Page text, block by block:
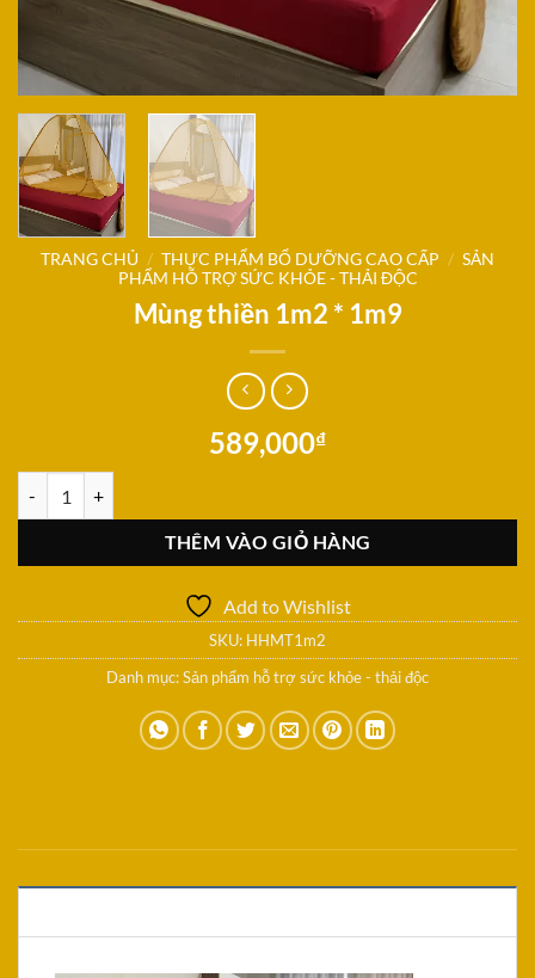
TRANG CHỦ / THỰC PHẨM BỔ DƯỠNG CAO CẤP / SẢN
PHẨM HỖ TRỢ SỨC KHỎE - THẢI ĐỘC
Mùng thiền 1m2 * 1m9
589,000₫
THÊM VÀO GIỎ HÀNG
Add to Wishlist
SKU: HHMT1m2
Danh mục:Sản phẩm hỗ trợ sức khỏe - thải độc